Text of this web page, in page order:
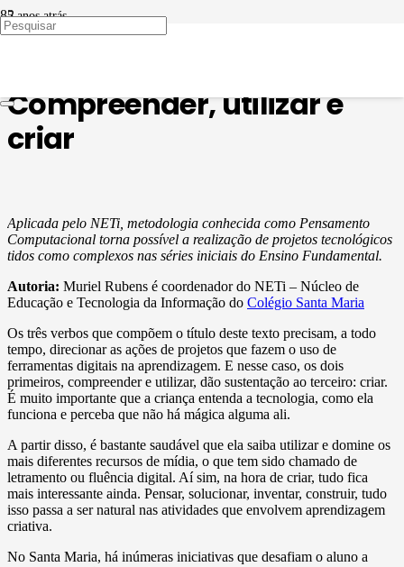
5 anos atrás
METODOLOGIAS ATIVAS
Compreender, utilizar e
criar
Aplicada pelo NETi, metodologia conhecida como Pensamento
Computacional torna possível a realização de projetos tecnológicos
tidos como complexos nas séries iniciais do Ensino Fundamental.
Autoria: Muriel Rubens é coordenador do NETi – Núcleo de
Educação e Tecnologia da Informação do Colégio Santa Maria
Os três verbos que compõem o título deste texto precisam, a todo
tempo, direcionar as ações de projetos que fazem o uso de
ferramentas digitais na aprendizagem. E nesse caso, os dois
primeiros, compreender e utilizar, dão sustentação ao terceiro: criar.
É muito importante que a criança entenda a tecnologia, como ela
funciona e perceba que não há mágica alguma ali.
A partir disso, é bastante saudável que ela saiba utilizar e domine os
mais diferentes recursos de mídia, o que tem sido chamado de
letramento ou fluência digital. Aí sim, na hora de criar, tudo fica
mais interessante ainda. Pensar, solucionar, inventar, construir, tudo
isso passa a ser natural nas atividades que envolvem aprendizagem
criativa.
No Santa Maria, há inúmeras iniciativas que desafiam o aluno a